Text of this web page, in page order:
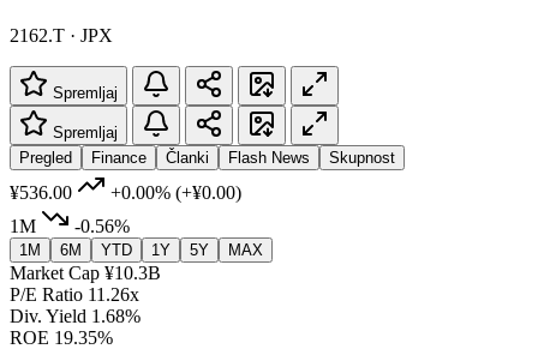
2162.T · JPX
Spremljaj
Spremljaj
Pregled
Finance Članki Flash News Skupnost
¥536.00 +0.00% (+¥0.00)
1M
-0.56%
1M 6M YTD 1Y 5Y MAX
Market Cap ¥10.3B
P/E Ratio 11.26x
Div. Yield 1.68%
ROE 19.35%